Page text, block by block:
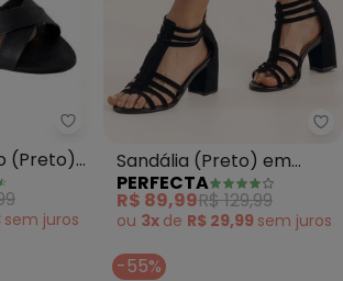
Vizzano - Sandália Vizzano
(Preto)
sem juros
Sandália (Preto) em
Nobuck
PERFECTA
R$ 89,99R$ 129,99
ou 3x de R$ 29,99 sem juros
-55%